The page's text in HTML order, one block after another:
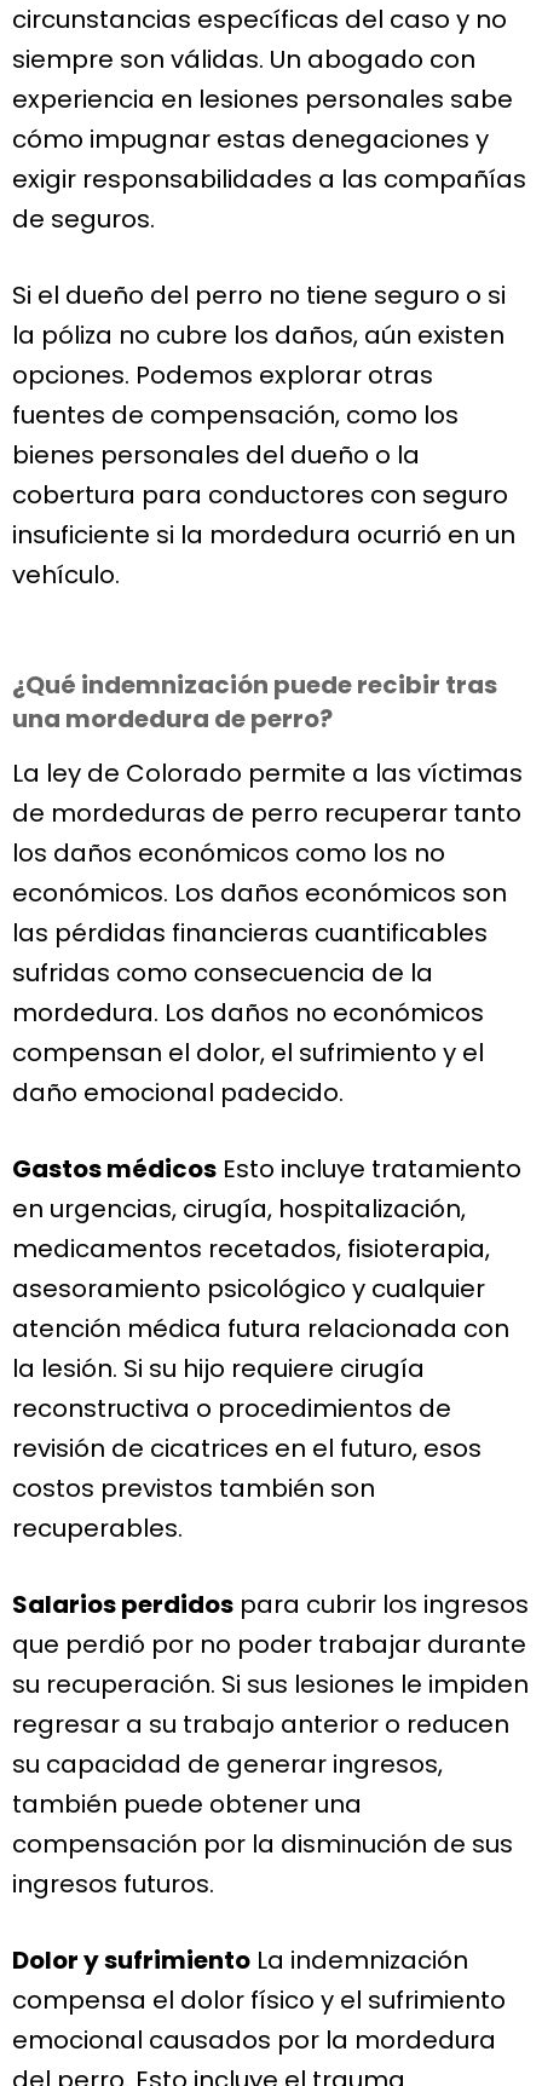
circunstancias específicas del caso y no
siempre son válidas. Un abogado con
experiencia en lesiones personales sabe
cómo impugnar estas denegaciones y
exigir responsabilidades a las compañías
de seguros.
Si el dueño del perro no tiene seguro o si
la póliza no cubre los daños, aún existen
opciones. Podemos explorar otras
fuentes de compensación, como los
bienes personales del dueño o la
cobertura para conductores con seguro
insuficiente si la mordedura ocurrió en un
vehículo.
¿Qué indemnización puede recibir tras
una mordedura de perro?
La ley de Colorado permite a las víctimas
de mordeduras de perro recuperar tanto
los daños económicos como los no
económicos. Los daños económicos son
las pérdidas financieras cuantificables
sufridas como consecuencia de la
mordedura. Los daños no económicos
compensan el dolor, el sufrimiento y el
daño emocional padecido.
Gastos médicos Esto incluye tratamiento
en urgencias, cirugía, hospitalización,
medicamentos recetados, fisioterapia,
asesoramiento psicológico y cualquier
atención médica futura relacionada con
la lesión. Si su hijo requiere cirugía
reconstructiva o procedimientos de
revisión de cicatrices en el futuro, esos
costos previstos también son
recuperables.
Salarios perdidos para cubrir los ingresos
que perdió por no poder trabajar durante
su recuperación. Si sus lesiones le impiden
regresar a su trabajo anterior o reducen
su capacidad de generar ingresos,
también puede obtener una
compensación por la disminución de sus
ingresos futuros.
Dolor y sufrimiento La indemnización
compensa el dolor físico y el sufrimiento
emocional causados por la mordedura